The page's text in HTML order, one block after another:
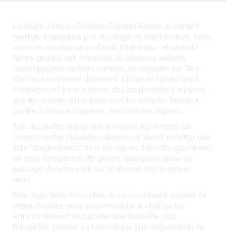
L'activité a lieu au Château Cormeil Figeac, propriété
familiale à quelques pas du village de Saint-Emilion. Nous
sommes en plein mois d'août, il fait beau - et chaud !
Notre groupe est composé de plusieurs enfants,
accompagnés de leurs parents, et accueillis par Tara.
Elle nous met immédiatement à l'aise, et l'atelier peut
commencer ! Il est évident, dès les premières minutes,
que les acteurs principaux sont les enfants. Tara leur
confie à chacun un panier, direction les vignes...
Tels des petits vignerons en herbe, les enfants se
voient confier plusieurs missions : d'abord, récolter une
liste "d'ingrédients" dans les vignes. Mon fils, gourmand,
ne peut s'empêcher de gouter quelques raisins au
passage. A cette période, ils étaient déjà presque
mûrs.
Puis, avec leurs trouvailles, ils reconstituent un pied de
vigne. Ensuite, nous passons dans le chai, où les
enfants doivent encapsuler une bouteille, puis
l'étiqueter. L'atelier se termine par une dégustation de